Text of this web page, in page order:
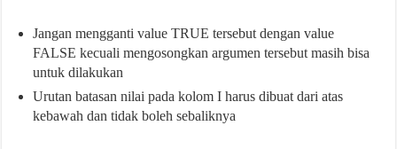
Jangan mengganti value TRUE tersebut dengan value
FALSE kecuali mengosongkan argumen tersebut masih bisa
untuk dilakukan
Urutan batasan nilai pada kolom I harus dibuat dari atas
kebawah dan tidak boleh sebaliknya